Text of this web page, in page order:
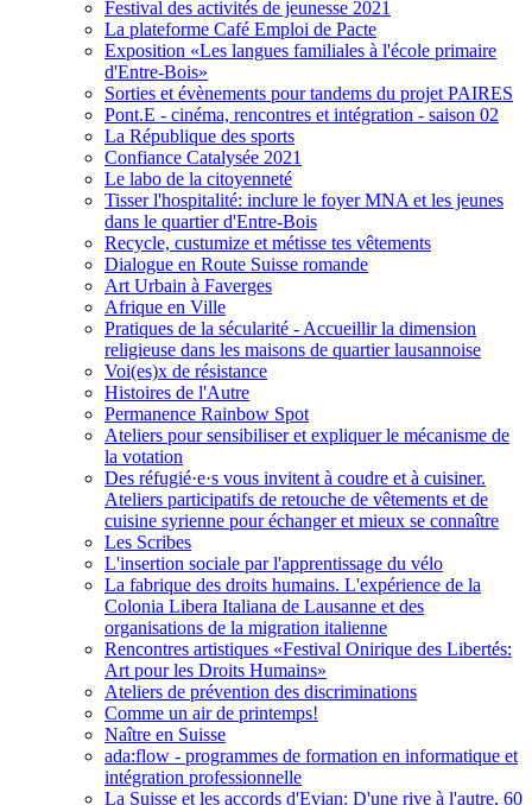
Festival des activités de jeunesse 2021
La plateforme Café Emploi de Pacte
Exposition «Les langues familiales à l'école primaire
d'Entre-Bois»
Sorties et évènements pour tandems du projet PAIRES
Pont.E - cinéma, rencontres et intégration - saison 02
La République des sports
Confiance Catalysée 2021
Le labo de la citoyenneté
Tisser l'hospitalité: inclure le foyer MNA et les jeunes
dans le quartier d'Entre-Bois
Recycle, custumize et métisse tes vêtements
Dialogue en Route Suisse romande
Art Urbain à Faverges
Afrique en Ville
Pratiques de la sécularité - Accueillir la dimension
religieuse dans les maisons de quartier lausannoise
Voi(es)x de résistance
Histoires de l'Autre
Permanence Rainbow Spot
Ateliers pour sensibiliser et expliquer le mécanisme de
la votation
Des réfugié·e·s vous invitent à coudre et à cuisiner.
Ateliers participatifs de retouche de vêtements et de
cuisine syrienne pour échanger et mieux se connaître
Les Scribes
L'insertion sociale par l'apprentissage du vélo
La fabrique des droits humains. L'expérience de la
Colonia Libera Italiana de Lausanne et des
organisations de la migration italienne
Rencontres artistiques «Festival Onirique des Libertés:
Art pour les Droits Humains»
Ateliers de prévention des discriminations
Comme un air de printemps!
Naître en Suisse
ada:flow - programmes de formation en informatique et
intégration professionnelle
La Suisse et les accords d'Evian: D'une rive à l'autre, 60